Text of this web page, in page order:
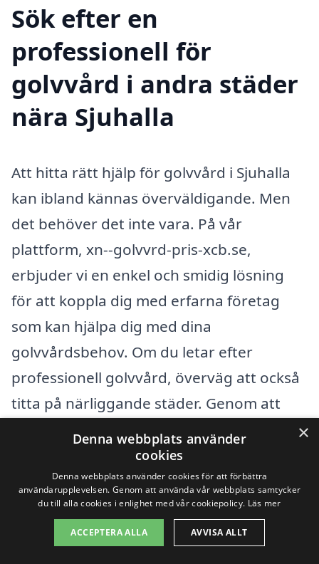
Sök efter en
professionell för
golvvård i andra städer
nära Sjuhalla
Att hitta rätt hjälp för golvvård i Sjuhalla
kan ibland kännas överväldigande. Men
det behöver det inte vara. På vår
plattform, xn--golvvrd-pris-xcb.se,
erbjuder vi en enkel och smidig lösning
för att koppla dig med erfarna företag
som kan hjälpa dig med dina
golvvårdsbehov. Om du letar efter
professionell golvvård, överväg att också
titta på närliggande städer. Genom att
konkurrenskraftiga priser och olika
tjänster som passar just dina krav.
Några städer som kan vara av intresse
när du söker efter golvvård i Sjuhalla är:
×
Denna webbplats använder
cookies
Denna webbplats använder cookies för att förbättra
användarupplevelsen. Genom att använda vår webbplats samtycker
du till alla cookies i enlighet med vår cookiepolicy. Läs mer
ACCEPTERA ALLA AVVISA ALLT